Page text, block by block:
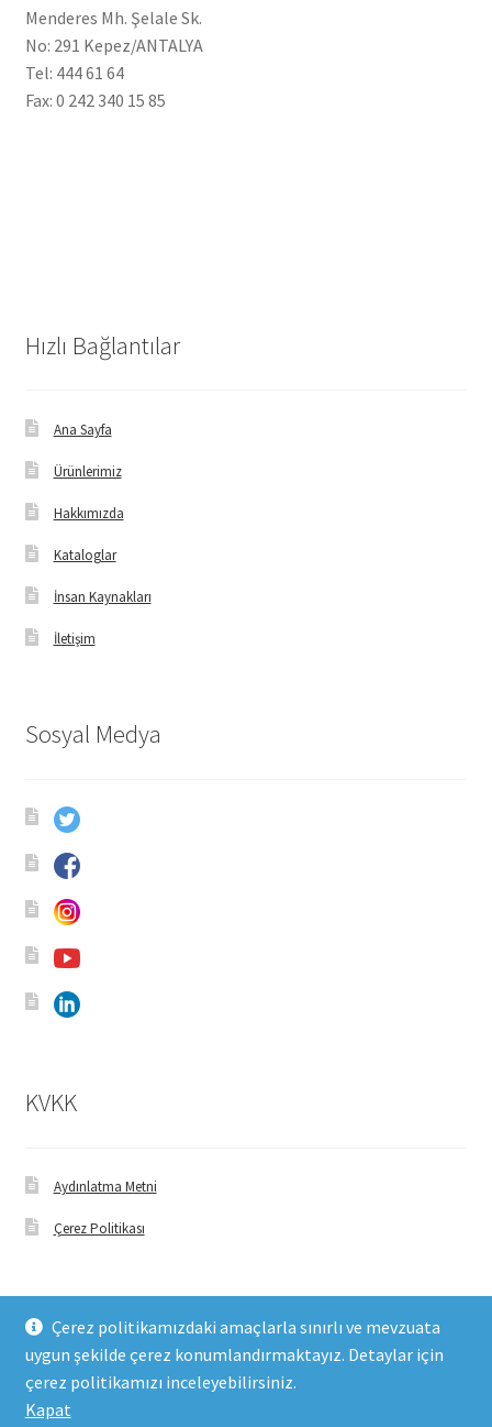
Çerez politikamızdaki amaçlarla sınırlı ve mevzuata
uygun şekilde çerez konumlandırmaktayız. Detaylar için
çerez politikamızı inceleyebilirsiniz.
Kapat
Menderes Mh. Şelale Sk.
No: 291 Kepez/ANTALYA
Tel: 444 61 64
Fax: 0 242 340 15 85
Hızlı Bağlantılar
Ana Sayfa
Ürünlerimiz
Hakkımızda
Kataloglar
İnsan Kaynakları
İletişim
Sosyal Medya
KVKK
Aydınlatma Metni
Çerez Politikası
© FHM Gıda 2026
Built with WooCommerce.